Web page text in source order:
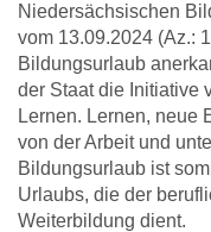
Niedersächsischen
vom 13.09.2024 (Az.:
Bildungsurlaub
der Staat die Initiative
Lernen. Lernen, neue
von der Arbeit und
Bildungsurlaub ist
Urlaubs, die der
Weiterbildung dient.